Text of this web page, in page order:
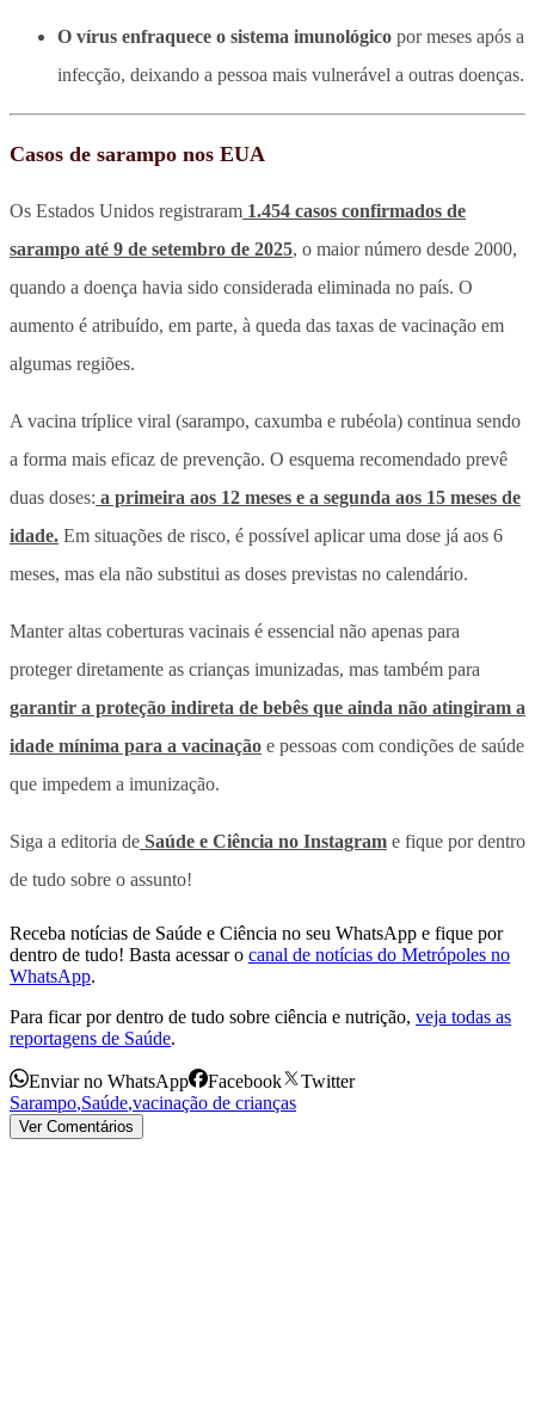
O vírus enfraquece o sistema imunológico por meses após a
infecção, deixando a pessoa mais vulnerável a outras doenças.
Casos de sarampo nos EUA
Os Estados Unidos registraram 1.454 casos confirmados de
sarampo até 9 de setembro de 2025, o maior número desde 2000,
quando a doença havia sido considerada eliminada no país. O
aumento é atribuído, em parte, à queda das taxas de vacinação em
algumas regiões.
A vacina tríplice viral (sarampo, caxumba e rubéola) continua sendo
a forma mais eficaz de prevenção. O esquema recomendado prevê
duas doses: a primeira aos 12 meses e a segunda aos 15 meses de
idade. Em situações de risco, é possível aplicar uma dose já aos 6
meses, mas ela não substitui as doses previstas no calendário.
Manter altas coberturas vacinais é essencial não apenas para
proteger diretamente as crianças imunizadas, mas também para
garantir a proteção indireta de bebês que ainda não atingiram a
idade mínima para a vacinação e pessoas com condições de saúde
que impedem a imunização.
Siga a editoria de Saúde e Ciência no Instagram e fique por dentro
de tudo sobre o assunto!
Receba notícias de Saúde e Ciência no seu WhatsApp e fique por
dentro de tudo! Basta acessar o canal de notícias do Metrópoles no
WhatsApp.
Para ficar por dentro de tudo sobre ciência e nutrição, veja todas as
reportagens de Saúde.
Enviar no WhatsApp Facebook
Twitter
Sarampo,Saúde,vacinação de crianças
Ver Comentários